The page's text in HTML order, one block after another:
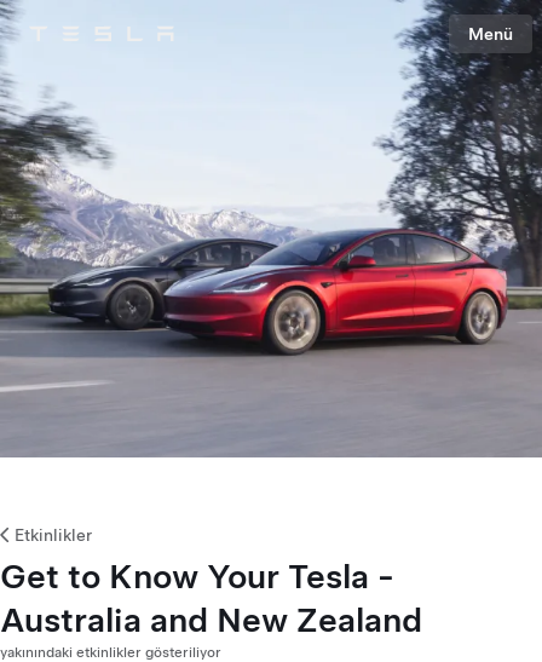
Tesla Menü
Etkinlikler
Get to Know Your Tesla -
Australia and New Zealand
yakınındaki etkinlikler gösteriliyor